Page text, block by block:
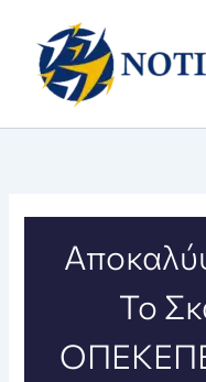
περιεχόμενο
Το
ΟΠΕΚΕΠΕ